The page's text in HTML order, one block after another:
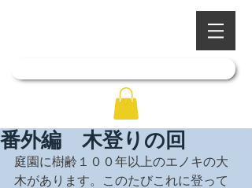
番外編 木登りの回
庭園に樹齢１００年以上のエノキの大
木があります。このたびこれに登って